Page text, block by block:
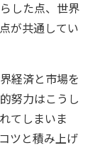
した点、世界
が共通してい
経済と市場を
努力はこうし
てしまいま
ツと積み上げ